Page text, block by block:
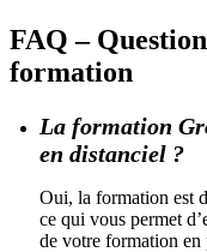
FAQ –
formation
La formation
en distanciel ?
Oui, la formation est
ce qui vous permet
de votre formation